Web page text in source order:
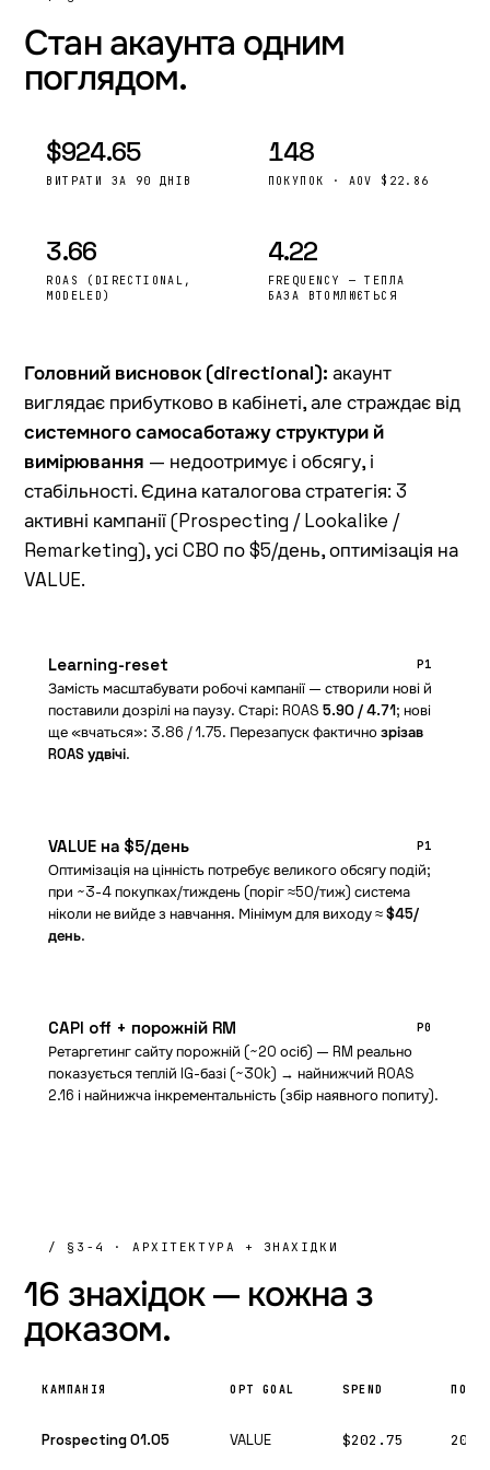
Стан акаунта одним
поглядом.
$924.65
ВИТРАТИ ЗА 90 ДНІВ
148
ПОКУПОК · AOV $22.86
3.66
ROAS (DIRECTIONAL,
MODELED)
4.22
FREQUENCY — ТЕПЛА
БАЗА ВТОМЛЮЄТЬСЯ
Головний висновок (directional): акаунт
виглядає прибутково в кабінеті, але страждає від
системного самосаботажу структури й
вимірювання — недоотримує і обсягу, і
стабільності. Єдина каталогова стратегія: 3
активні кампанії (Prospecting / Lookalike /
Remarketing), усі CBO по $5/день, оптимізація на
VALUE.
Learning-reset P1
Замість масштабувати робочі кампанії — створили нові й
поставили дозрілі на паузу. Старі: ROAS5.90 / 4.71; нові
ще «вчаться»: 3.86 / 1.75. Перезапуск фактичнозрізав
ROAS удвічі.
VALUE на $5/день P1
Оптимізація на цінність потребує великого обсягу подій;
при ~3-4 покупках/тиждень (поріг ≈50/тиж) система
ніколи не вийде з навчання. Мінімум для виходу ≈$45/
день.
CAPI off + порожній RM P0
Ретаргетинг сайту порожній (~20 осіб) — RM реально
показується теплій IG-базі (~30k) → найнижчий ROAS
2.16 і найнижча інкрементальність (збір наявного попиту).
/ §3-4 · АРХІТЕКТУРА + ЗНАХІДКИ
16 знахідок — кожна з
доказом.
КАМПАНІЯ OPT GOAL SPEND
Prospecting 01.05 VALUE $202.75 20